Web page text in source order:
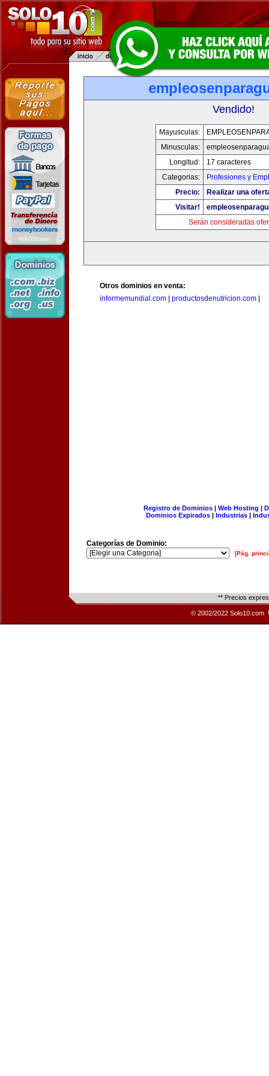
Vendido!
Mayusculas:
Minusculas:
Longitud:
17 caracteres
Categorias:
Profesiones y
Precio:
Realizar una
Visitar!
Serán consideradas
Otros dominios en venta:
informemundial.com
productosdenutricion.com
Registro de Dominios| Web Hosting |
Dominios Expirados | Industrias |
Categorías de Dominio:
[Pág.
** Precios
© 2002/2022 Solo10.com